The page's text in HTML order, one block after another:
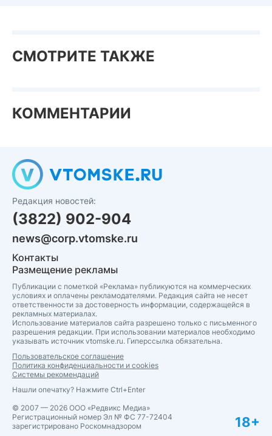
СМОТРИТЕ ТАКЖЕ
КОММЕНТАРИИ
Редакция новостей:
(3822) 902-904
news@corp.vtomske.ru
Контакты
Размещение рекламы
Публикации с пометкой «Реклама» публикуются на коммерческих
условиях и оплачены рекламодателями. Редакция сайта не несет
ответственности за достоверность информации, содержащейся в
рекламных материалах.
Использование материалов сайта разрешено только с письменного
разрешения редакции. При использовании материалов необходимо
указывать источник vtomske.ru. Гиперссылка обязательна.
Пользовательское соглашение
Политика конфиденциальности и cookies
Системы рекомендаций
Нашли опечатку? Нажмите Ctrl+Enter
© 2007 — 2026 ООО «Редвикс Медиа»
Регистрационный номер Эл № ФС 77-72404
зарегистрировано Роскомнадзором
18+